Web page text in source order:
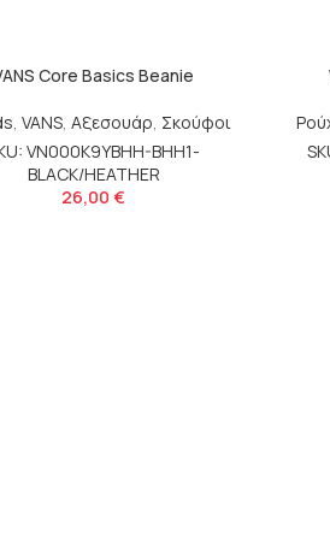
Core Basics Beanie
, VANS, Αξεσουάρ, Σκούφοι
VN000K9YBHH-BHH1-
BLACK/HEATHER
26,00 €